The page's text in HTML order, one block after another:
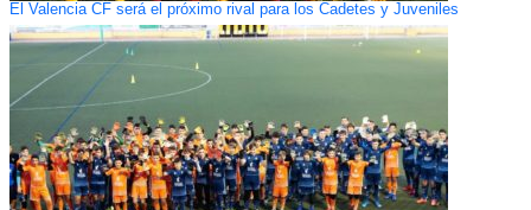
El Valencia CF será el próximo rival para los Cadetes y Juveniles